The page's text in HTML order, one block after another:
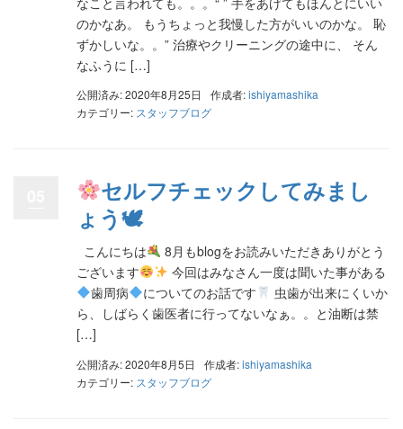
のかなあ。 もうちょっと我慢した方がいいのかな。 恥
ずかしいな。。” 治療やクリーニングの途中に、 そん
なふうに […]
公開済み: 2020年8月25日 作成者:ishiyamashika
カテゴリー: スタッフブログ
セルフチェックしてみまし
ょう🕊
こんにちは
8月もblogをお読みいただきありがとう
ございます
今回はみなさん一度は聞いた事がある
歯周病
についてのお話です
虫歯が出来にくいか
ら、しばらく歯医者に行ってないなぁ。。と油断は禁
[…]
公開済み: 2020年8月5日 作成者:ishiyamashika
カテゴリー: スタッフブログ